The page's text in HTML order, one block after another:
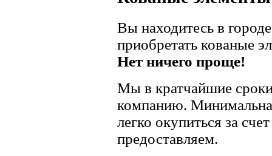
Вы находитесь в
приобретать кованые
Нет ничего проще!
Мы в кратчайшие
компанию.
легко окупиться за
предоставляем.